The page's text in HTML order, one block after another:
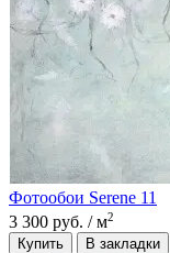
Фотообои Serene 11
3 300 руб. / м2
Купить В закладки